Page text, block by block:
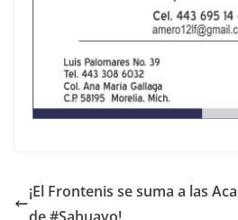
¡El Frontenis se suma a las